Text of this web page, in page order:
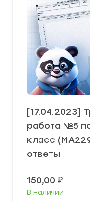
[17.04.2023]
работа №5
класс
ответы
150,00 ₽
В наличии